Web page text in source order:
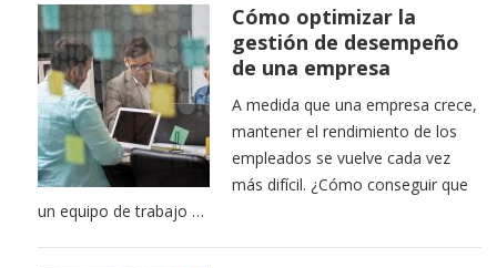
Cómo optimizar la
gestión de desempeño
de una empresa
A medida que una empresa crece,
mantener el rendimiento de los
empleados se vuelve cada vez
más difícil. ¿Cómo conseguir que
un equipo de trabajo …